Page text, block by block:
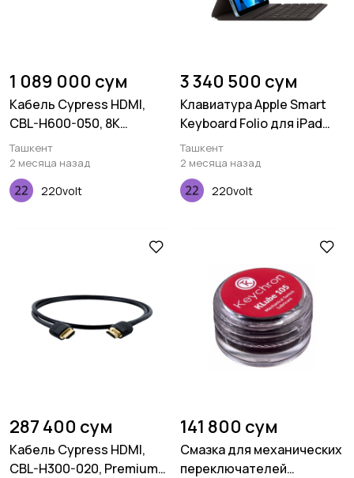
1 089 000 сум
Кабель Cypress HDMI,
CBL-H600-050, 8K
certified, 5M, 26AWG
Ташкент
2 месяца назад
220volt
3 340 500 сум
Клавиатура Apple Smart
Keyboard Folio для iPad
Pro 11 (2020)
Ташкент
2 месяца назад
220volt
287 400 сум
Кабель Cypress HDMI,
CBL-H300-020, Premium
141 800 сум
Смазка для механических
переключателей